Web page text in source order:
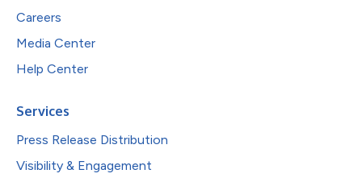
Careers
Media Center
Help Center
Services
Press Release Distribution
Visibility & Engagement